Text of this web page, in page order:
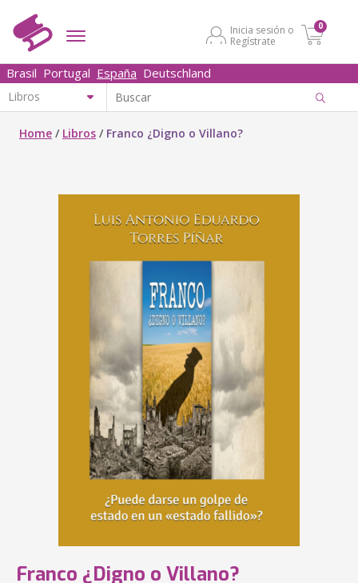
Inicia sesión o
Regístrate
0
Brasil Portugal España Deutschland
Home / Libros / Franco ¿Digno o Villano?
Franco ¿Digno o Villano?